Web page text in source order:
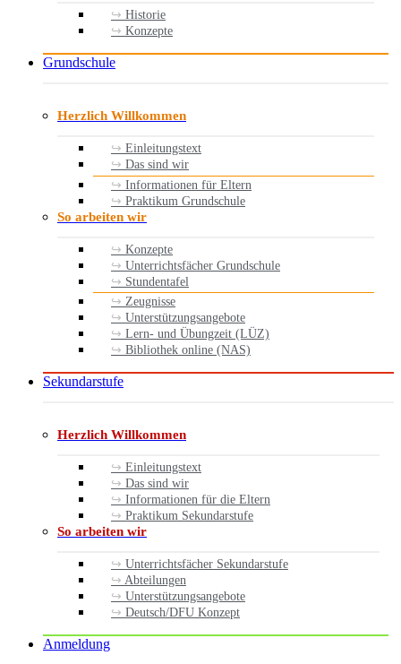
Historie
Konzepte
Grundschule
Herzlich Willkommen
Einleitungstext
Das sind wir
Informationen für Eltern
Praktikum Grundschule
So arbeiten wir
Konzepte
Unterrichtsfächer Grundschule
Stundentafel
Zeugnisse
Unterstützungsangebote
Lern- und Übungzeit (LÜZ)
Bibliothek online (NAS)
Sekundarstufe
Herzlich Willkommen
Einleitungstext
Das sind wir
Informationen für die Eltern
Praktikum Sekundarstufe
So arbeiten wir
Unterrichtsfächer Sekundarstufe
Abteilungen
Unterstützungsangebote
Deutsch/DFU Konzept
Anmeldung